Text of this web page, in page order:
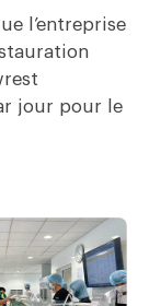
l’entreprise
jour pour le